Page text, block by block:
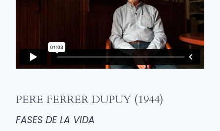
PERE FERRER DUPUY (1944)
FASES DE LA VIDA